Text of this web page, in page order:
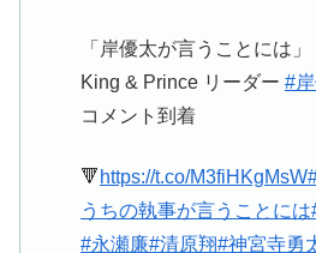
「岸優太が言うことには」
King & Prince リーダー #
コメント到着
🔻 https://t.co/M3fiHKgMsW
うちの執事が言うことには
#永瀬廉#清原翔#神宮寺勇